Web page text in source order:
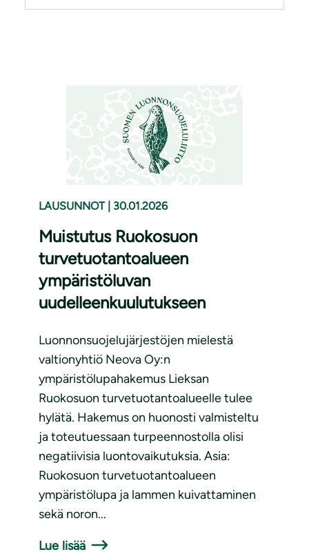
LAUSUNNOT 30.01.2026
Muistutus Ruokosuon
turvetuotantoalueen
ympäristöluvan
uudelleenkuulutukseen
Luonnonsuojelujärjestöjen mielestä
valtionyhtiö Neova Oy:n
ympäristölupahakemus Lieksan
Ruokosuon turvetuotantoalueelle tulee
hylätä. Hakemus on huonosti valmisteltu
ja toteutuessaan turpeennostolla olisi
negatiivisia luontovaikutuksia. Asia:
Ruokosuon turvetuotantoalueen
ympäristölupa ja lammen kuivattaminen
sekä noron...
Lue lisää